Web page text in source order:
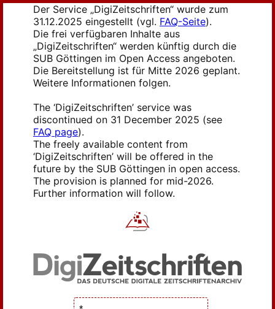
Der Service „DigiZeitschriften“ wurde zum
31.12.2025 eingestellt (vgl. FAQ-Seite).
Die frei verfügbaren Inhalte aus
„DigiZeitschriften“ werden künftig durch die
SUB Göttingen im Open Access angeboten.
Die Bereitstellung ist für Mitte 2026 geplant.
Weitere Informationen folgen.
The ‘DigiZeitschriften’ service was
discontinued on 31 December 2025 (see
FAQ page).
The freely available content from
‘DigiZeitschriften’ will be offered in the
future by the SUB Göttingen in open access.
The provision is planned for mid-2026.
Further information will follow.